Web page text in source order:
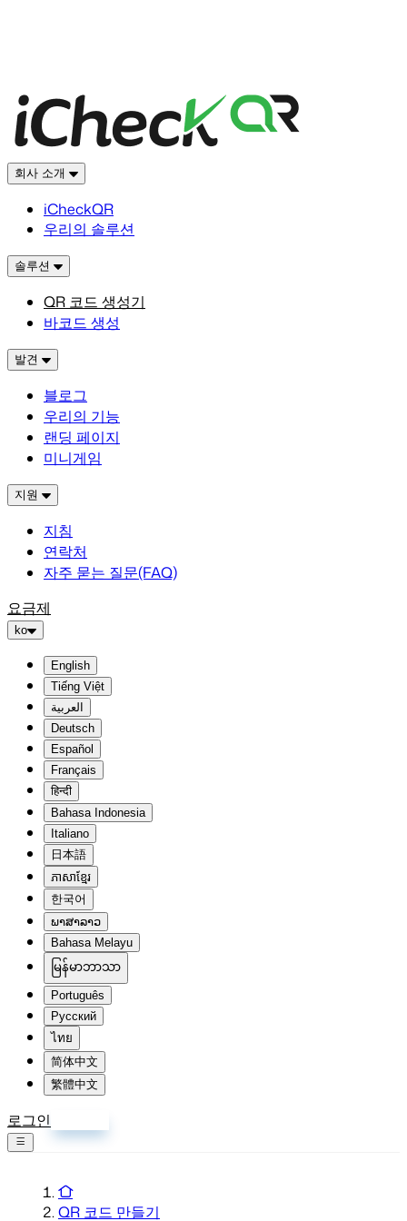
회사 소개
iCheckQR
우리의 솔루션
솔루션
QR 코드 생성기
바코드 생성
발견
블로그
우리의 기능
랜딩 페이지
미니게임
지원
지침
연락처
자주 묻는 질문(FAQ)
요금제
ko
English
Tiếng Việt
العربية
Deutsch
Español
Français
हिन्दी
Bahasa Indonesia
Italiano
日本語
ភាសាខ្មែរ
한국어
ພາສາລາວ
Bahasa Melayu
မြန်မာဘာသာ
Português
Русский
ไทย
简体中文
繁體中文
로그인
QR 코드 만들기